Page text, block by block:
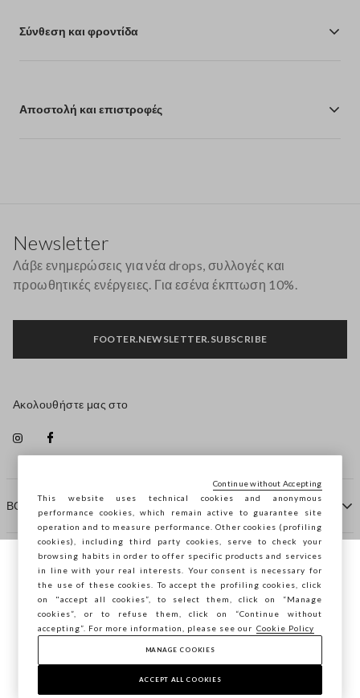
Σύνθεση και φροντίδα
Αποστολή και επιστροφές
ΒΟΗΘΕΙΑ
ΠΡΑΚΤΟΡΕΙΟ
ΕΠΙΚΟΙΝΩΝΗΣΤΕ ΜΑΖΙ ΜΑΣ
Newsletter
Λάβε ενημερώσεις για νέα drops, συλλογές και
προωθητικές ενέργειες. Για εσένα έκπτωση 10%.
FOOTER.NEWSLETTER.SUBSCRIBE
Ακολουθήστε μας στο
Copyright © Ovs S.p.A. ΑΦΜ: 04240010274 - Εταιρικό
κεφάλαιο 290.923.470 -
Περιηγείστε στο STEFANEL Ελλάδας, θέλετε
να αποθηκεύσετε την τοποθεσία σας;
ΕΠΙΒΕΒΑΊΩΣΗ
This website uses technical cookies and anonymous
performance cookies, which remain active to guarantee site
operation and to measure performance. Other cookies (profiling
cookies), including third party cookies, serve to check your
browsing habits in order to offer specific products and services
in line with your real interests. Your consent is necessary for
the use of these cookies. To accept the profiling cookies, click
on "accept all cookies”, to select them, click on “Manage
cookies”, or to refuse them, click on “Continue without
accepting”. For more information, please see our Cookie Policy
MANAGE COOKIES
ACCEPT ALL COOKIES
Continue without Accepting